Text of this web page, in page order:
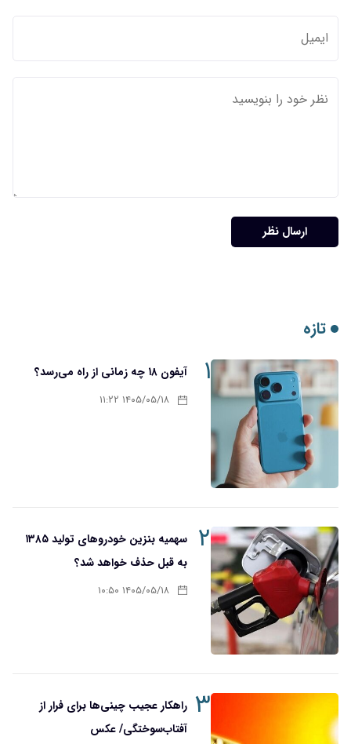
۱ آیفون ۱۸ چه زمانی از راه می‌رسد؟
۱۴۰۵/۰۵/۱۸ ۱۱:۲۲
۲
سهمیه بنزین خودروهای تولید ۱۳۸۵
به قبل حذف خواهد شد؟
۱۴۰۵/۰۵/۱۸ ۱۰:۵۰
۳
راهکار عجیب چینی‌ها برای فرار از